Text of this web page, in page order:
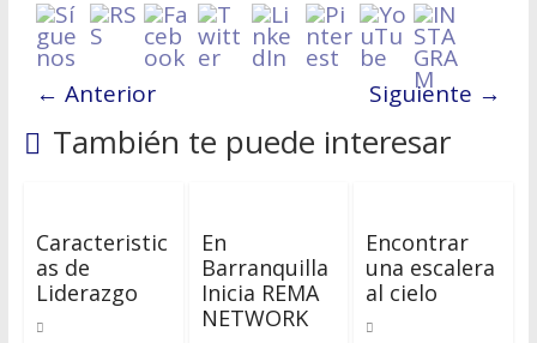
← Anterior Siguiente →
También te puede interesar
Caracteristic
as de
Liderazgo
En
Barranquilla
Inicia REMA
NETWORK
Encontrar
una escalera
al cielo